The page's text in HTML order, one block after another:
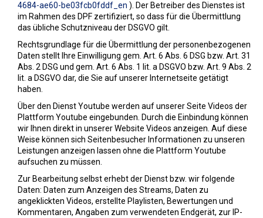
4684-ae60-be03fcb0fddf_en ). Der Betreiber des Dienstes ist
im Rahmen des DPF zertifiziert, so dass für die Übermittlung
das übliche Schutzniveau der DSGVO gilt.
Rechtsgrundlage für die Übermittlung der personenbezogenen
Daten stellt Ihre Einwilligung gem. Art. 6 Abs. 6 DSG bzw. Art. 31
Abs. 2 DSG und gem. Art. 6 Abs. 1 lit. a DSGVO bzw. Art. 9 Abs. 2
lit. a DSGVO dar, die Sie auf unserer Internetseite getätigt
haben.
Über den Dienst Youtube werden auf unserer Seite Videos der
Plattform Youtube eingebunden. Durch die Einbindung können
wir Ihnen direkt in unserer Website Videos anzeigen. Auf diese
Weise können sich Seitenbesucher Informationen zu unseren
Leistungen anzeigen lassen ohne die Plattform Youtube
aufsuchen zu müssen.
Zur Bearbeitung selbst erhebt der Dienst bzw. wir folgende
Daten: Daten zum Anzeigen des Streams, Daten zu
angeklickten Videos, erstellte Playlisten, Bewertungen und
Kommentaren, Angaben zum verwendeten Endgerät, zur IP-